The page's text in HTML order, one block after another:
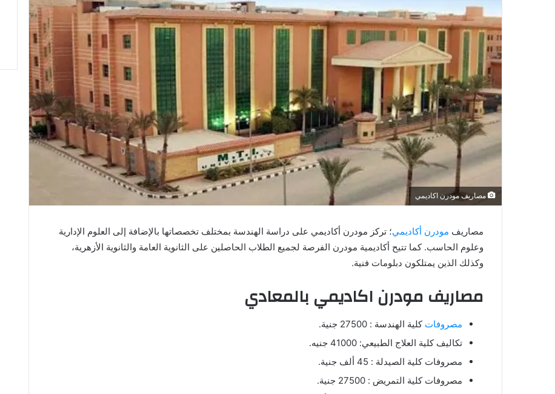
مصاريف مودرن اكاديمي
مصاريف مودرن أكاديمي؛ تركز مودرن أكاديمي على دراسة الهندسة بمختلف تخصصاتها بالإضافة إلى العلوم الإدارية
وعلوم الحاسب. كما تتيح أكاديمية مودرن الفرصة لجميع الطلاب الحاصلين على الثانوية العامة والثانوية الأزهرية،
وكذلك الذين يمتلكون دبلومات فنية.
مصاريف مودرن اكاديمي بالمعادي
مصروفات كلية الهندسة : 27500 جنية.
تكاليف كلية العلاج الطبيعي: 41000 جنيه.
مصروفات كلية الصيدلة : 45 ألف جنية.
مصروفات كلية التمريض : 27500 جنية.